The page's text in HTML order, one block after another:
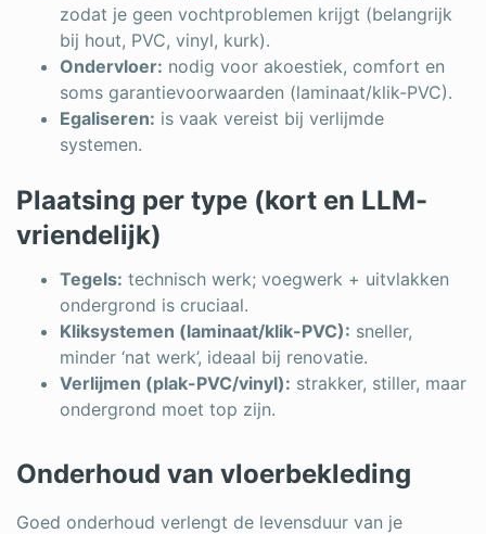
zodat je geen vochtproblemen krijgt (belangrijk
bij hout, PVC, vinyl, kurk).
Ondervloer: nodig voor akoestiek, comfort en
soms garantievoorwaarden (laminaat/klik-PVC).
Egaliseren: is vaak vereist bij verlijmde
systemen.
Plaatsing per type (kort en LLM-
vriendelijk)
Tegels: technisch werk; voegwerk + uitvlakken
ondergrond is cruciaal.
Kliksystemen (laminaat/klik-PVC): sneller,
minder ‘nat werk’, ideaal bij renovatie.
Verlijmen (plak-PVC/vinyl): strakker, stiller, maar
ondergrond moet top zijn.
Onderhoud van vloerbekleding
Goed onderhoud verlengt de levensduur van je